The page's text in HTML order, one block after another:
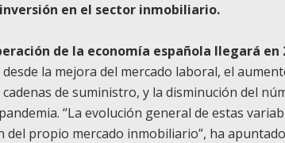
en el sector inmobiliario.
de la economía española llegará en
la mejora del mercado laboral, el
de suministro, y la disminución del
“La evolución general de estas
propio mercado inmobiliario”, ha